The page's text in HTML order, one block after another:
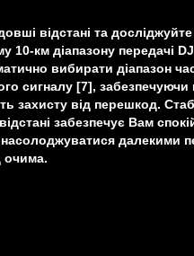
відстані та
10-км діапазону передачі
вибирати діапазон
сигналу [7], забезпечуючи
захисту від перешкод.
забезпечує Вам
насолоджуватися далекими
очима.